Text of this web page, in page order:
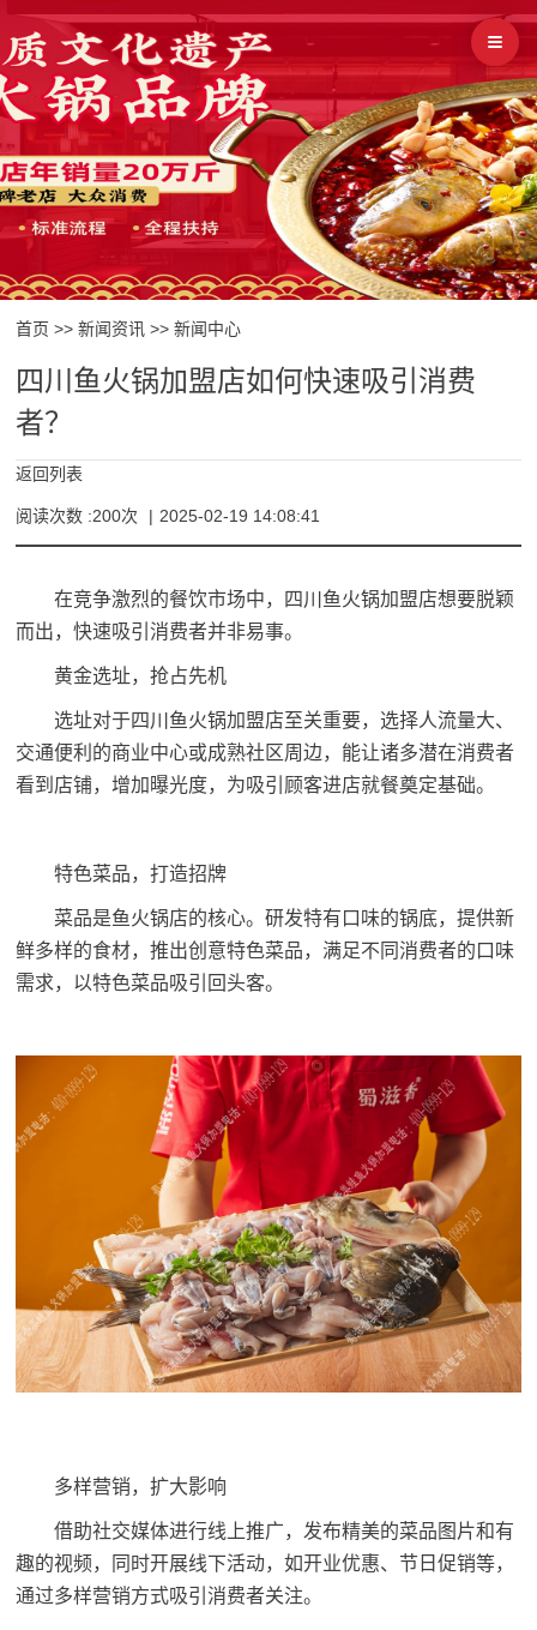
首页 >>新闻资讯 >>新闻中心
四川鱼火锅加盟店如何快速吸引消费
者？
返回列表
阅读次数 :200次 | 2025-02-19 14:08:41
在竞争激烈的餐饮市场中， 四川鱼火锅加盟店想要脱颖
而出，快速吸引消费者并非易事。
黄金选址，抢占先机
选址对于四川鱼火锅加盟店至关重要，选择人流量大、
交通便利的商业中心或成熟社区周边，能让诸多潜在消费者
看到店铺，增加曝光度，为吸引顾客进店就餐奠定基础。
特色菜品，打造招牌
菜品是鱼火锅店的核心。研发特有口味的锅底，提供新
鲜多样的食材，推出创意特色菜品，满足不同消费者的口味
需求，以特色菜品吸引回头客。
多样营销，扩大影响
借助社交媒体进行线上推广，发布精美的菜品图片和有
趣的视频，同时开展线下活动，如开业优惠、节日促销等，
通过多样营销方式吸引消费者关注。